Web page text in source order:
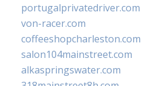
portugalprivatedriver.com
von-racer.com
coffeeshopcharleston.com
salon104mainstreet.com
alkaspringswater.com